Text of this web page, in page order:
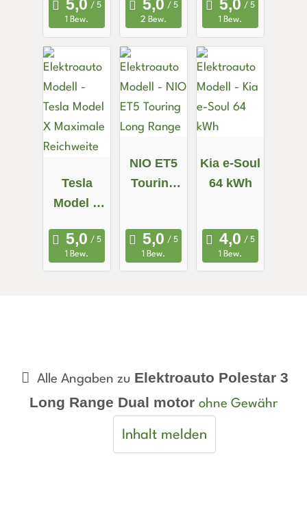
1 Bew.
Allrad
2 Bew. 1 Bew.
Tesla
Model X
Reichweit
e
1 Bew.
NIO ET5
Touring
1 Bew.
Kia e-Soul
64 kWh
1 Bew.
Alle Angaben zu Elektroauto Polestar 3
Long Range Dual motor ohne Gewähr
Inhalt melden